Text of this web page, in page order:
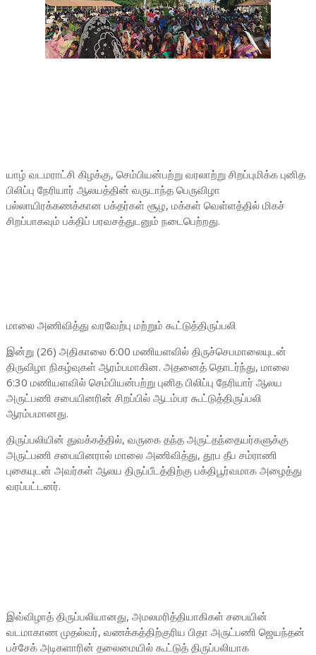
யாழ் வடமராட்சி கிழக்கு, செம்பியன்பற்று வரலாற்று சிறப்புமிக்க புனித
பிலிப்பு நேரியார் ஆலயத்தின் வருடாந்த பெருவிழா
பல்லாயிரக்கணக்கான பக்தர்கள் சூழ, மக்கள் வெள்ளத்தில் மிகச்
சிறப்பாகவும் பக்திப் பரவசத்துடனும் நடைபெற்றது.
மாலை அணிவித்து வரவேற்பு மற்றும் கூட்டுத்திருப்பலி
இன்று (26) அதிகாலை 6:00 மணியளவில் திருச்செபமாலையுடன்
திருவிழா நிகழ்வுகள் ஆரம்பமாகின. அதனைத் தொடர்ந்து, மாலை
6:30 மணியளவில் செம்பியன்பற்று புனித பிலிப்பு நேரியார் ஆலய
அருட்பணி சபையினரின் சிறப்பில் ஆடம்பர கூட்டுத்திருப்பலி
ஆரம்பமானது.
திருப்பலியின் துவக்கத்தில், வருகை தந்த அருட்தந்தையர்களுக்கு
அருட்பணி சபையினரால் மாலை அணிவித்து, தூப தீப சம்ராணி
புகையுடன் அவர்கள் ஆலய திருப்பீடத்திற்கு பக்திபூர்வமாக அழைத்து
வரப்பட்டனர்.
இவ்விழாத் திருப்பலியானது, அமலமரித்தியாகிகள் சபையின்
வடமாகாண முதல்வர், வணக்கத்திற்குரிய பிதா அருட்பணி ஜெயந்தன்
பச்சேக் அடிகளாரின் தலைமையில் கூட்டுத் திருப்பலியாக